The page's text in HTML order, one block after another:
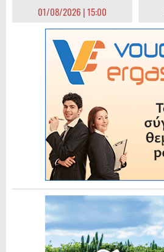
01/08/2026 | 15:00